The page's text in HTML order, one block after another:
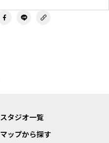
スタジオ一覧
マップから探す